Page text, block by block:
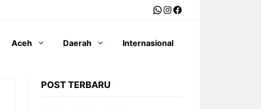
WhatsApp
Instagram
Facebook
Aceh Daerah Internasional
POST TERBARU